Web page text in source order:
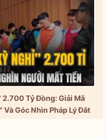
2.700 Tỷ Đồng: Giải Mã
Góc Nhìn Pháp Lý Đắt